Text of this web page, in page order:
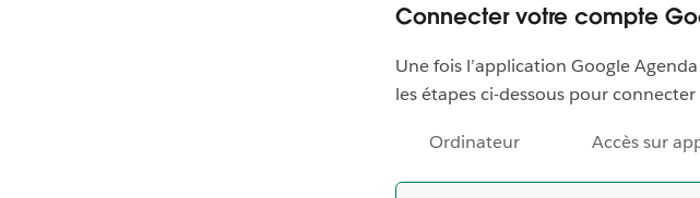
Connecter votre compte
Une fois l’application Google
les étapes ci-dessous pour
Ordinateur Accès sur